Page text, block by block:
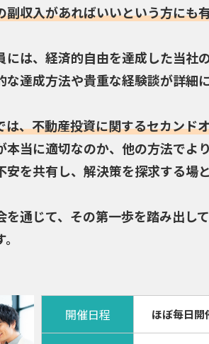
副収入があればいいという方にも
には、経済的自由を達成した当社
達成方法や貴重な経験談が詳細
は、不動産投資に関するセカンド
本当に適切なのか、他の方法でよ
安を共有し、解決策を探求する場と
を通じて、その第一歩を踏み出し
開催日程 ほぼ毎日